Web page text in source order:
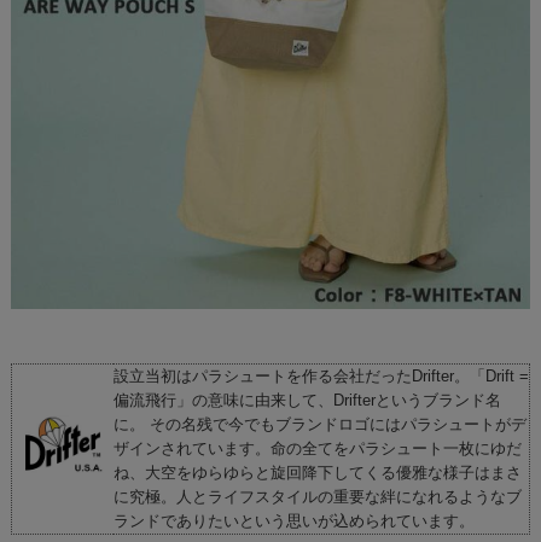
設立当初はパラシュートを作る会社だったDrifter。「Drift =
偏流飛行」の意味に由来して、Drifterというブランド名
に。 その名残で今でもブランドロゴにはパラシュートがデ
ザインされています。命の全てをパラシュート一枚にゆだ
ね、大空をゆらゆらと旋回降下してくる優雅な様子はまさ
に究極。人とライフスタイルの重要な絆になれるようなブ
ランドでありたいという思いが込められています。